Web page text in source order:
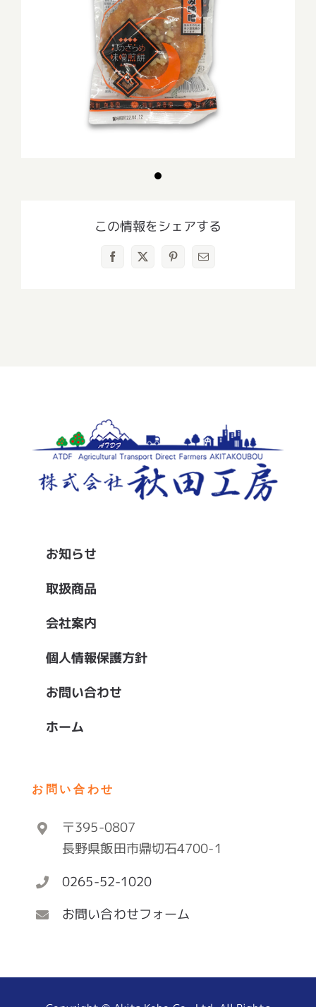
この情報をシェアする
Facebook
X Pinterest
電
お知らせ
取扱商品
会社案内
個人情報保護方針
お問い合わせ
ホーム
お問い合わせ
〒395-0807
長野県飯田市鼎切石4700-1
0265-52-1020
お問い合わせフォーム